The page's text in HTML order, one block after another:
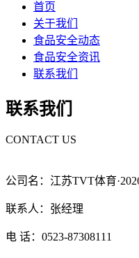
首页
关于我们
食品安全动态
食品安全资讯
联系我们
联系我们
CONTACT US
公司名：江苏TVT体育
联系人：张经理
电 话：0523-87308111